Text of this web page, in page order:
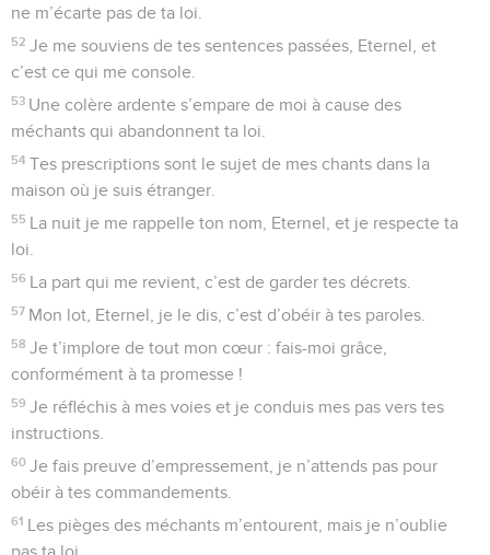
ne m’écarte pas de ta loi.
52 Je me souviens de tes sentences passées, Eternel, et
c’est ce qui me console.
53 Une colère ardente s’empare de moi à cause des
méchants qui abandonnent ta loi.
54 Tes prescriptions sont le sujet de mes chants dans la
maison où je suis étranger.
55 La nuit je me rappelle ton nom, Eternel, et je respecte ta
loi.
56 La part qui me revient, c’est de garder tes décrets.
57 Mon lot, Eternel, je le dis, c’est d’obéir à tes paroles.
58 Je t’implore de tout mon cœur : fais-moi grâce,
conformément à ta promesse !
59 Je réfléchis à mes voies et je conduis mes pas vers tes
instructions.
60 Je fais preuve d’empressement, je n’attends pas pour
obéir à tes commandements.
61 Les pièges des méchants m’entourent, mais je n’oublie
pas ta loi.